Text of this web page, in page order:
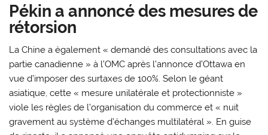
Pékin a annoncé des mesures de
rétorsion
La Chine a également « demandé des consultations avec la
partie canadienne » à l’OMC après l’annonce d’Ottawa en
vue d’imposer des surtaxes de 100%. Selon le géant
asiatique, cette « mesure unilatérale et protectionniste »
viole les règles de l’organisation du commerce et « nuit
gravement au système d’échanges multilatéral ». En guise